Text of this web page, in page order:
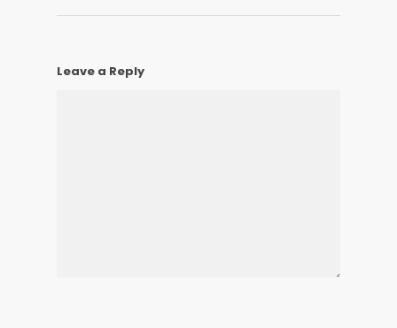
Leave a Reply